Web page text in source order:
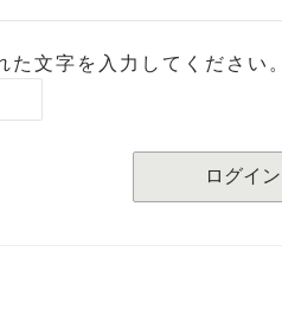
た文字を入力してください。